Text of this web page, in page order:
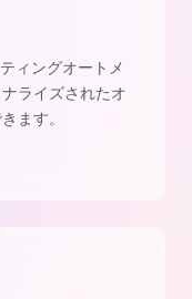
ィングオートメ
ライズされたオ
ます。